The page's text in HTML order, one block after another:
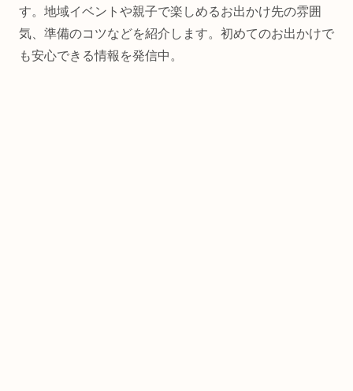
す。地域イベントや親子で楽しめるお出かけ先の雰囲
気、準備のコツなどを紹介します。初めてのお出かけで
も安心できる情報を発信中。